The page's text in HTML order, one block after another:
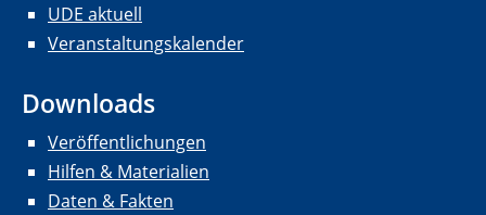
UDE aktuell
Veranstaltungskalender
Downloads
Veröffentlichungen
Hilfen & Materialien
Daten & Fakten